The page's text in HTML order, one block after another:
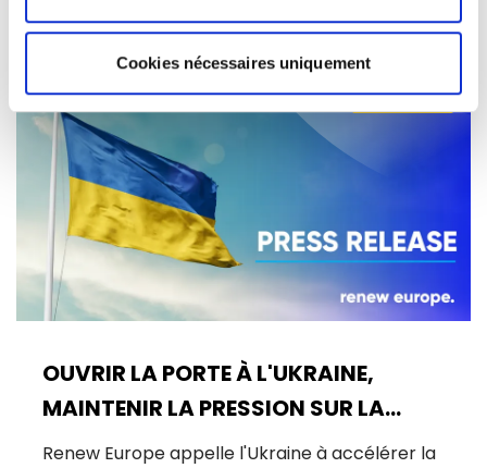
Cookies nécessaires uniquement
08/07/2026
OUVRIR LA PORTE À L'UKRAINE,
MAINTENIR LA PRESSION SUR LA
RUSSIE
Actualités
Renew Europe appelle l'Ukraine à accélérer la